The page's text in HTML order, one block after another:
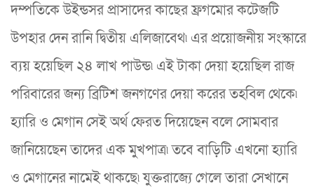
দম্পতিকে উইন্ডসর প্রাসাদের কাছের ফ্রগমোর কটেজটি
উপহার দেন রানি দ্বিতীয় এলিজাবেথ৷ এর প্রয়োজনীয় সংস্কারে
ব্যয় হয়েছিল ২৪ লাখ পাউন্ড৷ এই টাকা দেয়া হয়েছিল রাজ
পরিবারের জন্য ব্রিটিশ জনগণের দেয়া করের তহবিল থেকে৷
হ্যারি ও মেগান সেই অর্থ ফেরত দিয়েছেন বলে সোমবার
জানিয়েছেন তাদের এক মুখপাত্র৷ তবে বাড়িটি এখনো হ্যারি
ও মেগানের নামেই থাকছে৷ যুক্তরাজ্যে গেলে তারা সেখানে